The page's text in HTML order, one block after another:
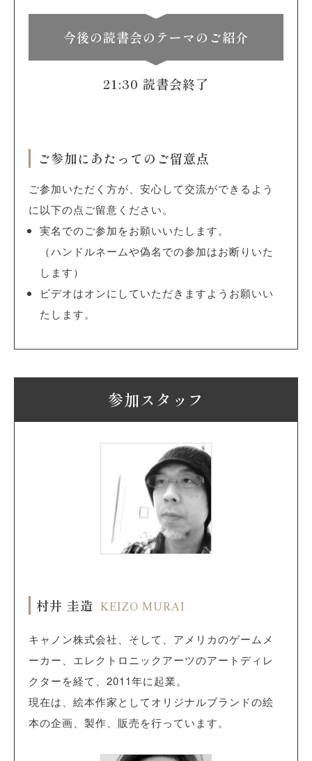
今後の読書会のテーマのご紹介
21:30 読書会終了
ご参加にあたってのご留意点
ご参加いただく方が、安心して交流ができるよう
に以下の点ご留意ください。
実名でのご参加をお願いいたします。
（ハンドルネームや偽名での参加はお断りいた
します）
ビデオはオンにしていただきますようお願いい
たします。
参加スタッフ
村井 圭造 KEIZO MURAI
キャノン株式会社、そして、アメリカのゲームメ
ーカー、エレクトロニックアーツのアートディレ
クターを経て、2011年に起業。
現在は、絵本作家としてオリジナルブランドの絵
本の企画、製作、販売を行っています。